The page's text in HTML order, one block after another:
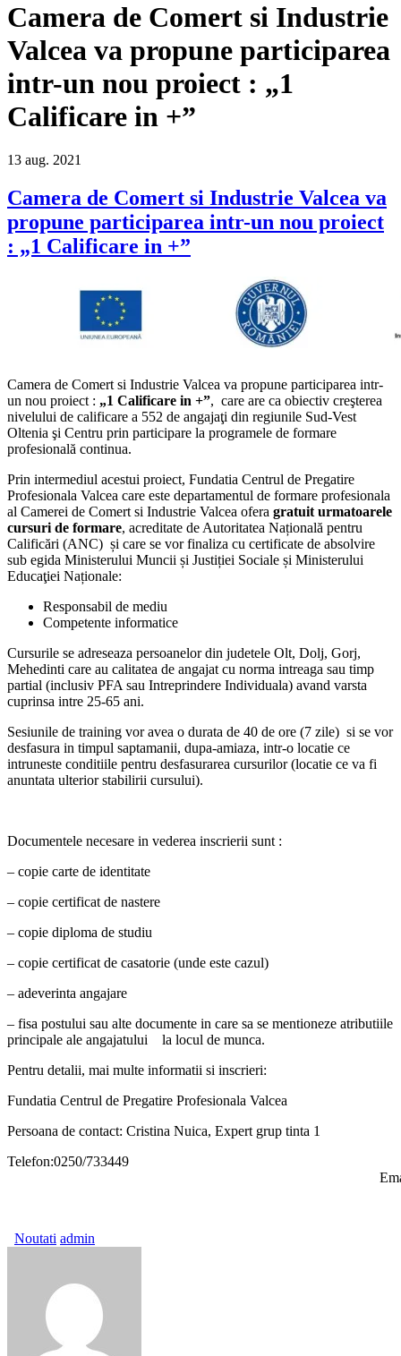
Camera de Comert si Industrie
Valcea va propune participarea
intr-un nou proiect : „1
Calificare in +”
13 aug. 2021
Camera de Comert si Industrie Valcea va
propune participarea intr-un nou proiect
: „1 Calificare in +”
Camera de Comert si Industrie Valcea va propune participarea intr-
un nou proiect : „1 Calificare in +”, care are ca obiectiv creşterea
nivelului de calificare a 552 de angajaţi din regiunile Sud-Vest
Oltenia şi Centru prin participare la programele de formare
profesională continua.
Prin intermediul acestui proiect, Fundatia Centrul de Pregatire
Profesionala Valcea care este departamentul de formare profesionala
al Camerei de Comert si Industrie Valcea ofera gratuit urmatoarele
cursuri de formare, acreditate de Autoritatea Națională pentru
Calificări (ANC) și care se vor finaliza cu certificate de absolvire
sub egida Ministerului Muncii și Justiției Sociale și Ministerului
Educaţiei Naționale:
Responsabil de mediu
Competente informatice
Cursurile se adreseaza persoanelor din judetele Olt, Dolj, Gorj,
Mehedinti care au calitatea de angajat cu norma intreaga sau timp
partial (inclusiv PFA sau Intreprindere Individuala) avand varsta
cuprinsa intre 25-65 ani.
Sesiunile de training vor avea o durata de 40 de ore (7 zile) si se vor
desfasura in timpul saptamanii, dupa-amiaza, intr-o locatie ce
intruneste conditiile pentru desfasurarea cursurilor (locatie ce va fi
anuntata ulterior stabilirii cursului).
Documentele necesare in vederea inscrierii sunt :
– copie carte de identitate
– copie certificat de nastere
– copie diploma de studiu
– copie certificat de casatorie (unde este cazul)
– adeverinta angajare
– fisa postului sau alte documente in care sa se mentioneze atributiile
principale ale angajatului la locul de munca.
Pentru detalii, mai multe informatii si inscrieri:
Fundatia Centrul de Pregatire Profesionala Valcea
Persoana de contact: Cristina Nuica, Expert grup tinta 1
Telefon:0250/733449
Noutati admin